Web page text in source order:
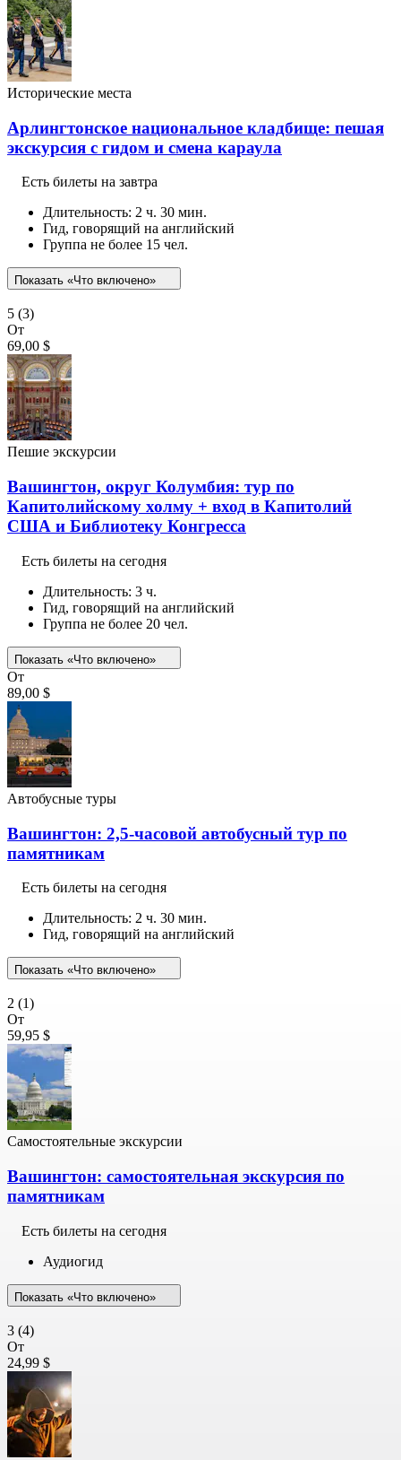
Исторические места
Арлингтонское национальное кладбище: пешая
экскурсия с гидом и смена караула
Есть билеты на завтра
Длительность: 2 ч. 30 мин.
Гид, говорящий на английский
Группа не более 15 чел.
Показать «Что включено»
5 (3)
От
69,00 $
Пешие экскурсии
Вашингтон, округ Колумбия: тур по
Капитолийскому холму + вход в Капитолий
США и Библиотеку Конгресса
Есть билеты на сегодня
Длительность: 3 ч.
Гид, говорящий на английский
Группа не более 20 чел.
Показать «Что включено»
От
89,00 $
Автобусные туры
Вашингтон: 2,5-часовой автобусный тур по
памятникам
Есть билеты на сегодня
Длительность: 2 ч. 30 мин.
Гид, говорящий на английский
Показать «Что включено»
2 (1)
От
59,95 $
Самостоятельные экскурсии
Вашингтон: самостоятельная экскурсия по
памятникам
Есть билеты на сегодня
Аудиогид
Показать «Что включено»
3 (4)
От
24,99 $